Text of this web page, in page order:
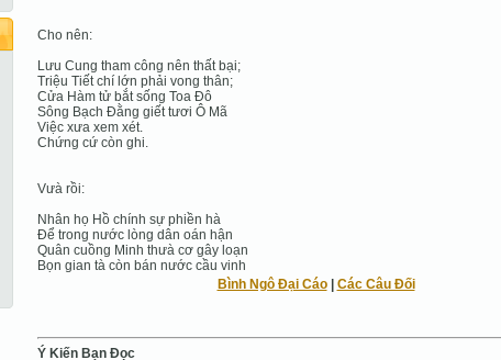
Cho nên:
Lưu Cung tham công nên thất bại;
Triệu Tiết chí lớn phải vong thân;
Cửa Hàm tử bắt sống Toa Đô
Sông Bạch Đằng giết tươi Ô Mã
Việc xưa xem xét.
Chứng cứ còn ghi.
Vưà rồi:
Nhân họ Hồ chính sự phiền hà
Để trong nước lòng dân oán hận
Quân cuồng Minh thưà cơ gây loạn
Bọn gian tà còn bán nước cầu vinh
Bình Ngô Đại Cáo| Các Câu Đối
Ý Kiến Bạn Ðọc